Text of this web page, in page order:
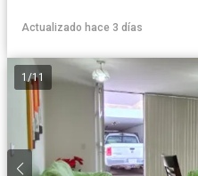
Actualizado hace 3 días
1 /11